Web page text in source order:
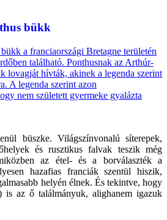
bükk
a franciaországi Bretagne területén
található. Ponthusnak az Arthúr-
lovagját hívták, akinek a legenda szerint
A legenda szerint azon
nem született gyermeke gyalázta
büszke. Világszínvonalú síterepek,
és rusztikus falvak teszik még
az étel- és a borválaszték a
hazafias franciák szentül hiszik,
helyén élnek. És tekintve, hogy
az ő találmányuk, alighanem igazuk